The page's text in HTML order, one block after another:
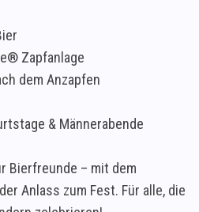
Zapfanlage
dem Anzapfen
& Männerabende
Bierfreunde – mit dem
Anlass zum Fest. Für alle, die